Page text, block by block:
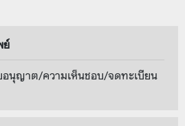
ย์
นุญาต/ความเห็นชอบ/จดทะเบียน